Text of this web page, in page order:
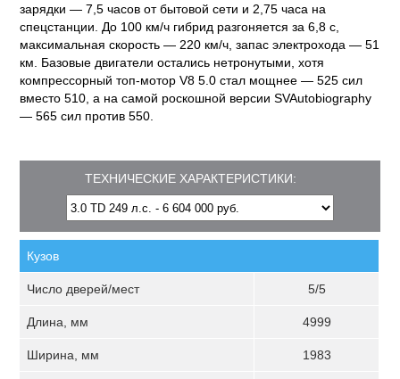
зарядки — 7,5 часов от бытовой сети и 2,75 часа на
спецстанции. До 100 км/ч гибрид разгоняется за 6,8 с,
максимальная скорость — 220 км/ч, запас электрохода — 51
км. Базовые двигатели остались нетронутыми, хотя
компрессорный топ-мотор V8 5.0 стал мощнее — 525 сил
вместо 510, а на самой роскошной версии SVAutobiography
— 565 сил против 550.
ТЕХНИЧЕСКИЕ ХАРАКТЕРИСТИКИ:
Кузов
Число дверей/мест 5/5
Длина, мм 4999
Ширина, мм 1983